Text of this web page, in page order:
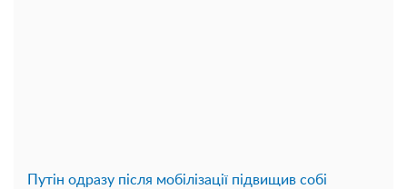
Путін одразу після мобілізації підвищив собі